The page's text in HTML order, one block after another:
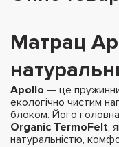
Матрац
Apollo — це
екологічно чистим
блоком. Його
Organic TermoFelt,
натуральністю,